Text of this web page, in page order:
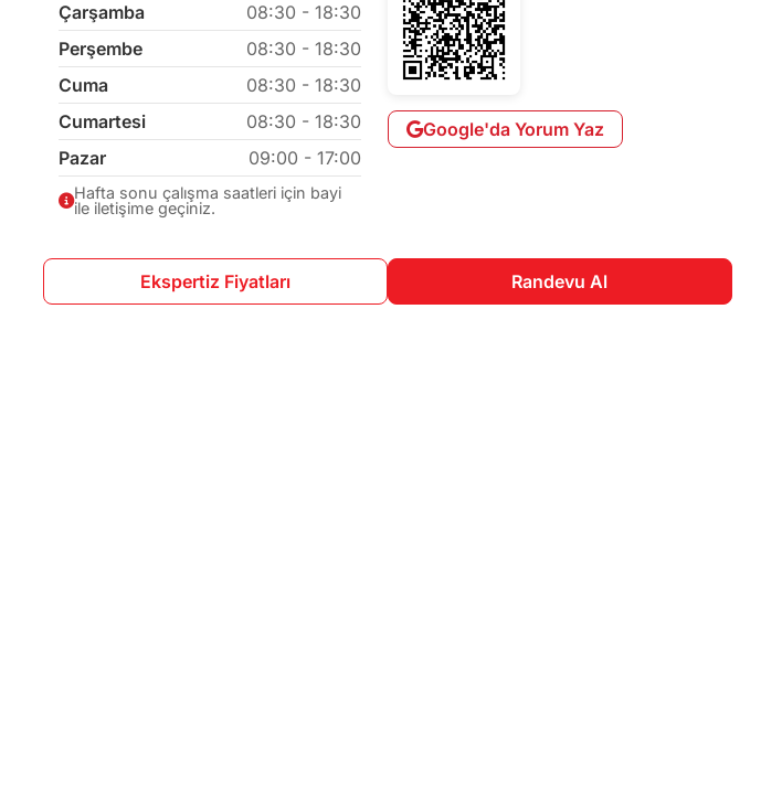
Çarşamba
08:30 - 18:30
Perşembe
08:30 - 18:30
Cuma
08:30 - 18:30
Cumartesi
08:30 - 18:30
Pazar
09:00 - 17:00
Hafta sonu çalışma saatleri için bayi
ile iletişime geçiniz.
Google'da Yorum Yaz
Ekspertiz Fiyatları Randevu Al